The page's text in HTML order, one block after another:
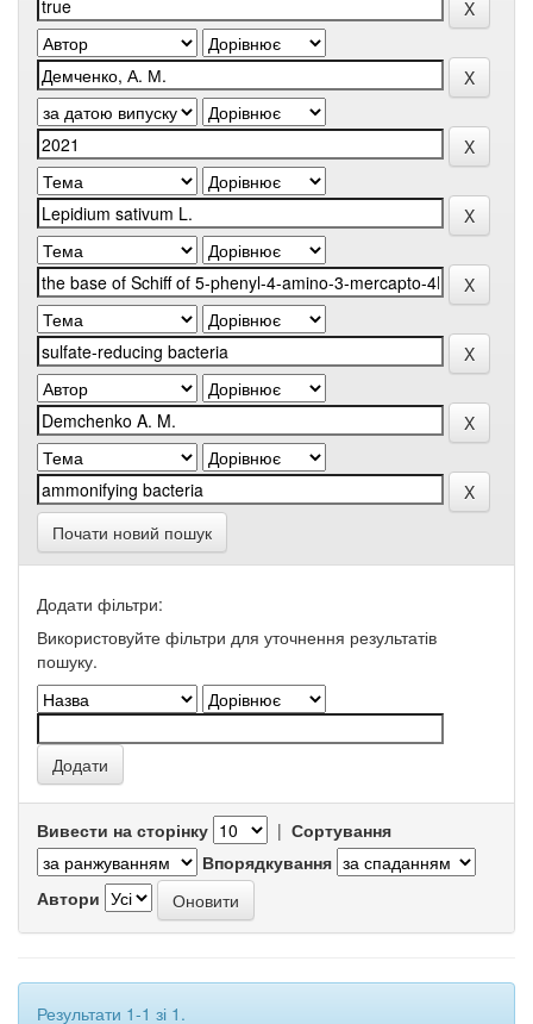
Почати новий пошук
Додати фільтри:
Використовуйте фільтри для уточнення результатів
пошуку.
Вивести на сторінку | Сортування
Впорядкування
Автори
Результати 1-1 зі 1.